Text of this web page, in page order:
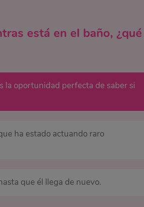
está en el baño, ¿qué
la oportunidad perfecta de saber si
ha estado actuando raro
que él llega de nuevo.